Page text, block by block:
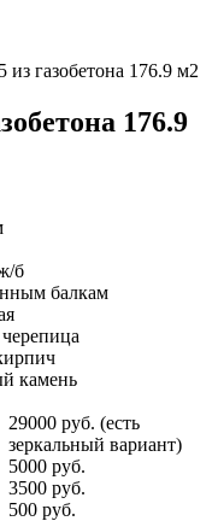
газобетона 176.9 м2
176.9
б
балкам
камень
29000 руб. (есть
зеркальный вариант)
5000 руб.
3500 руб.
500 руб.